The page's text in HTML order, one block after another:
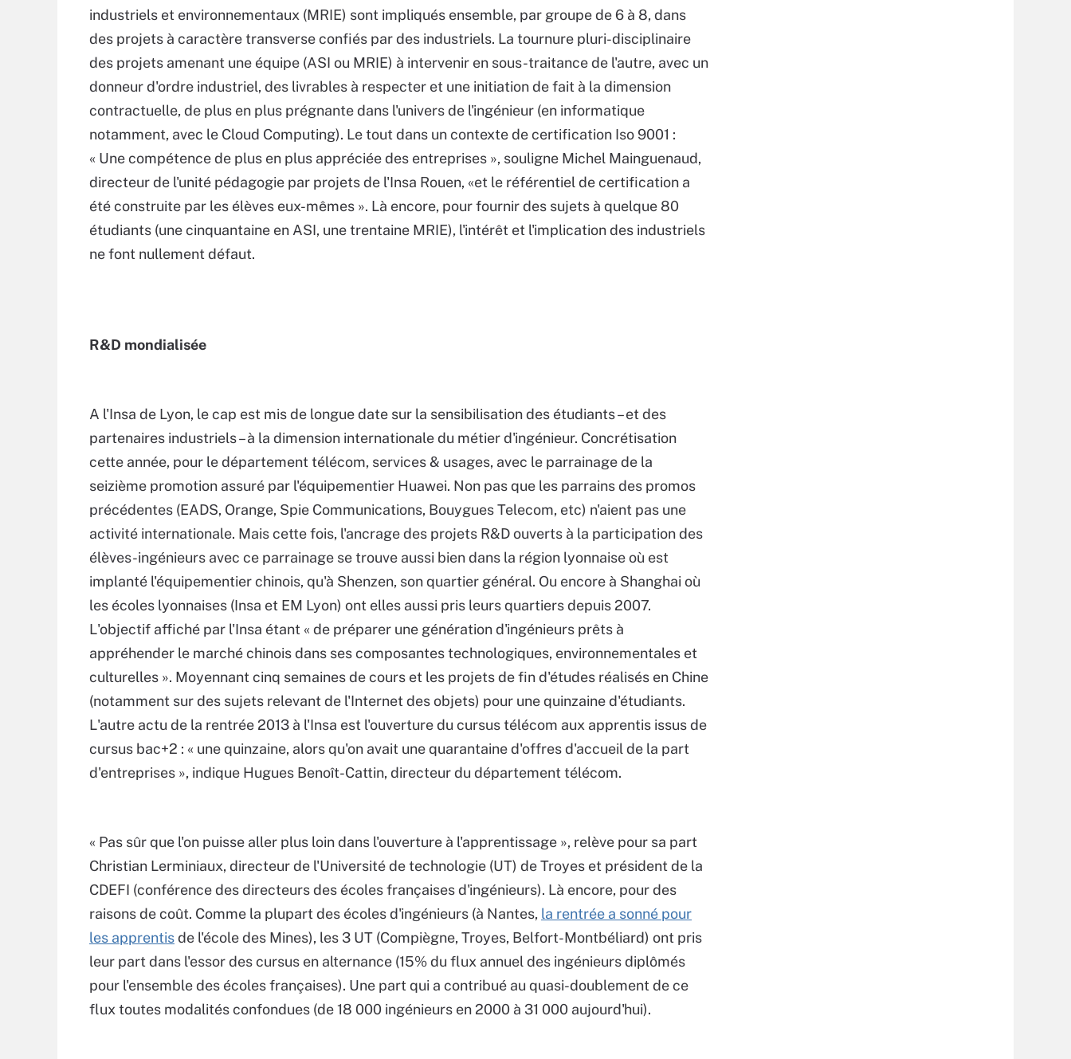
industriels et environnementaux (MRIE) sont impliqués ensemble, par groupe de 6 à 8, dans
des projets à caractère transverse confiés par des industriels. La tournure pluri-disciplinaire
des projets amenant une équipe (ASI ou MRIE) à intervenir en sous-traitance de l'autre, avec un
donneur d'ordre industriel, des livrables à respecter et une initiation de fait à la dimension
contractuelle, de plus en plus prégnante dans l'univers de l'ingénieur (en informatique
notamment, avec le Cloud Computing). Le tout dans un contexte de certification Iso 9001 :
« Une compétence de plus en plus appréciée des entreprises », souligne Michel Mainguenaud,
directeur de l'unité pédagogie par projets de l'Insa Rouen, «et le référentiel de certification a
été construite par les élèves eux-mêmes ». Là encore, pour fournir des sujets à quelque 80
étudiants (une cinquantaine en ASI, une trentaine MRIE), l'intérêt et l'implication des industriels
ne font nullement défaut.
R&D mondialisée
A l'Insa de Lyon, le cap est mis de longue date sur la sensibilisation des étudiants – et des
partenaires industriels – à la dimension internationale du métier d'ingénieur. Concrétisation
cette année, pour le département télécom, services & usages, avec le parrainage de la
seizième promotion assuré par l'équipementier Huawei. Non pas que les parrains des promos
précédentes (EADS, Orange, Spie Communications, Bouygues Telecom, etc) n'aient pas une
activité internationale. Mais cette fois, l'ancrage des projets R&D ouverts à la participation des
élèves-ingénieurs avec ce parrainage se trouve aussi bien dans la région lyonnaise où est
implanté l'équipementier chinois, qu'à Shenzen, son quartier général. Ou encore à Shanghai où
les écoles lyonnaises (Insa et EM Lyon) ont elles aussi pris leurs quartiers depuis 2007.
L'objectif affiché par l'Insa étant « de préparer une génération d'ingénieurs prêts à
appréhender le marché chinois dans ses composantes technologiques, environnementales et
culturelles ». Moyennant cinq semaines de cours et les projets de fin d'études réalisés en Chine
(notamment sur des sujets relevant de l'Internet des objets) pour une quinzaine d'étudiants.
L'autre actu de la rentrée 2013 à l'Insa est l'ouverture du cursus télécom aux apprentis issus de
cursus bac+2 : « une quinzaine, alors qu'on avait une quarantaine d'offres d'accueil de la part
d'entreprises », indique Hugues Benoît-Cattin, directeur du département télécom.
« Pas sûr que l'on puisse aller plus loin dans l'ouverture à l'apprentissage », relève pour sa part
Christian Lerminiaux, directeur de l'Université de technologie (UT) de Troyes et président de la
CDEFI (conférence des directeurs des écoles françaises d'ingénieurs). Là encore, pour des
raisons de coût. Comme la plupart des écoles d'ingénieurs (à Nantes, la rentrée a sonné pour
les apprentisde l'école des Mines), les 3 UT (Compiègne, Troyes, Belfort-Montbéliard) ont pris
leur part dans l'essor des cursus en alternance (15% du flux annuel des ingénieurs diplômés
pour l'ensemble des écoles françaises). Une part qui a contribué au quasi-doublement de ce
flux toutes modalités confondues (de 18 000 ingénieurs en 2000 à 31 000 aujourd'hui).